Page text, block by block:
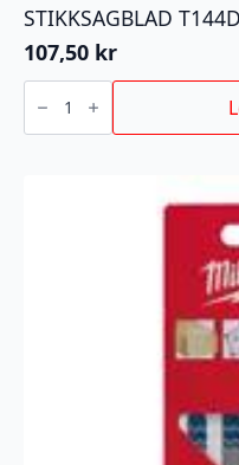
STIKKSAGBLAD
107,50 kr
STIKKSAGBLAD
T144D
75/4MM
5P